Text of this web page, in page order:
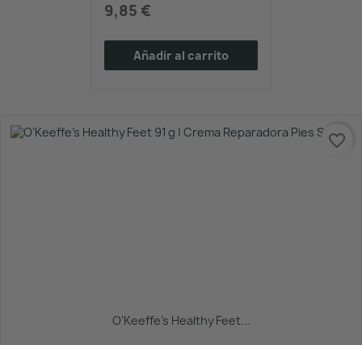
9,85 €
Añadir al carrito
O’Keeffe’s Healthy Feet...
favorite_border